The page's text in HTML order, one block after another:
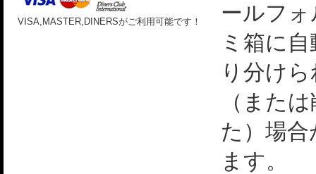
VISA,MASTER,DINERSがご利用可能です！
ールフ
ミ箱に
り分け
（また
た）場
ます。